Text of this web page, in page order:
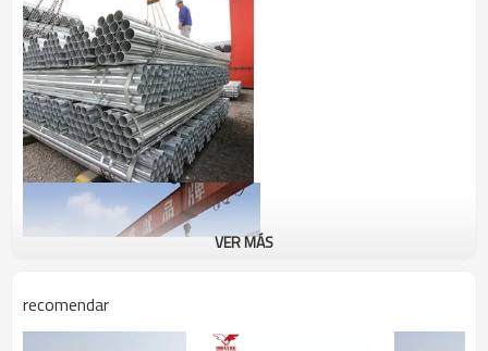
VER MÁS
recomendar